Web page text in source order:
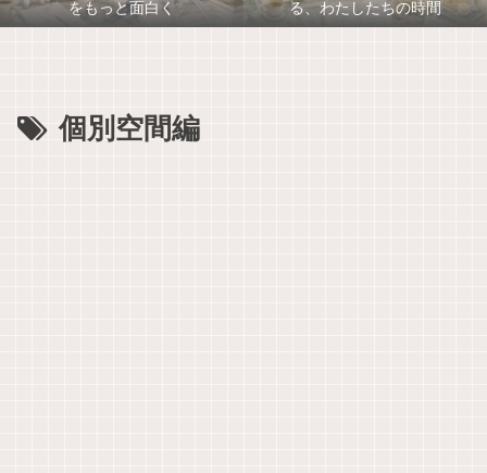
をもっと面白く
る、わたしたちの時間
個別空間編